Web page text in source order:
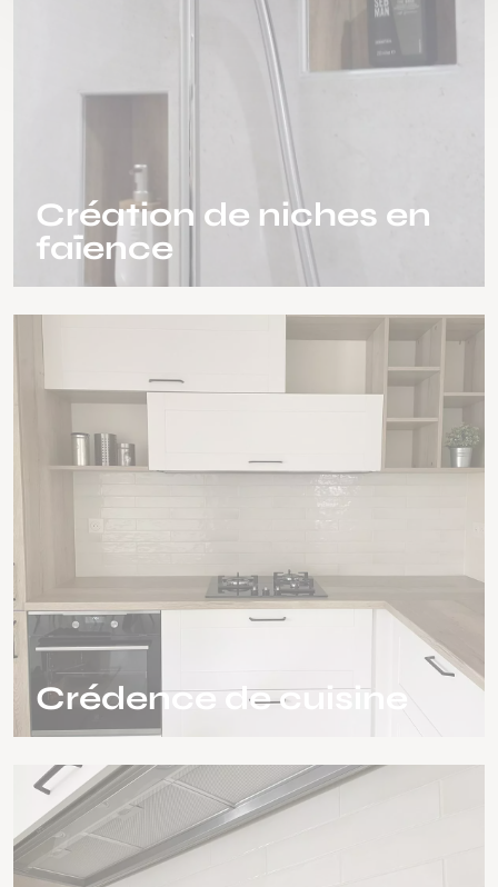
Création de niches en
faïence
Crédence de cuisine